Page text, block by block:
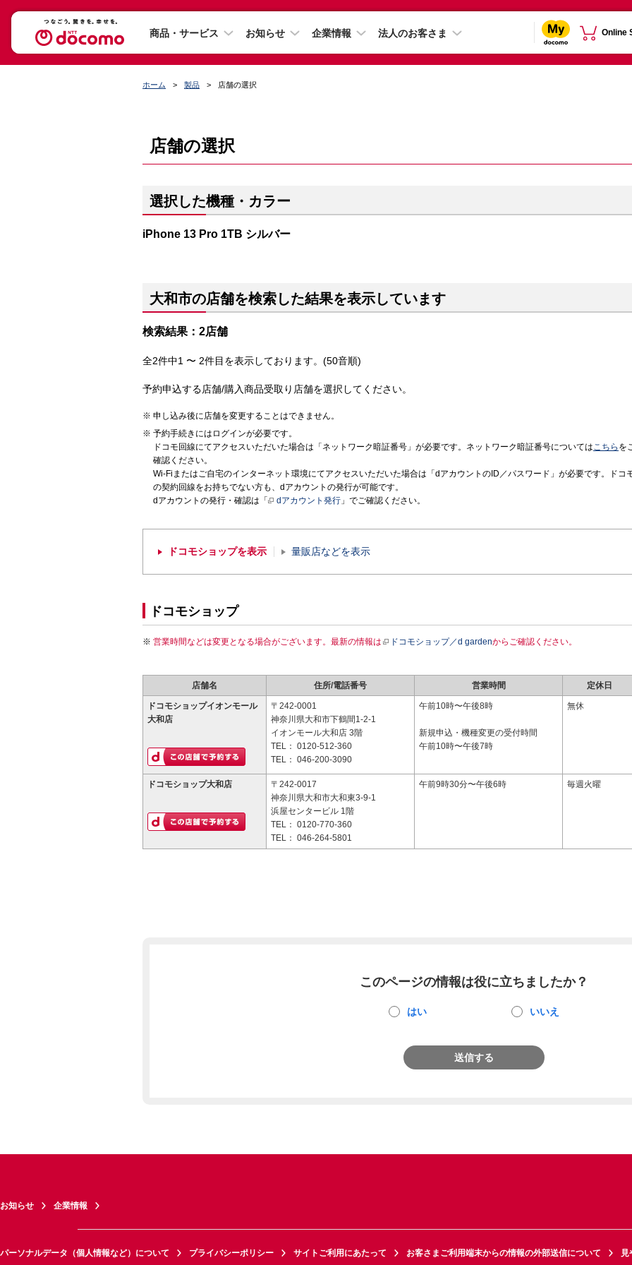
商品・サービス お知らせ 企業情報 法人のお客さま Online
ホーム 製品 店舗の選択
店舗の選択
選択した機種・カラー
iPhone 13 Pro 1TB シルバー
大和市の店舗を検索した結果を表示しています
検索結果：2店舗
全2件中1 〜 2件目を表示しております。(50音順)
予約申込する店舗/購入商品受取り店舗を選択してください。
申し込み後に店舗を変更することはできません。
予約手続きにはログインが必要です。
ドコモ回線にてアクセスいただいた場合は「ネットワーク暗証番号」が必要です。ネットワーク暗証番号についてはこちら を
確認ください。
Wi-Fiまたはご自宅のインターネット環境にてアクセスいただいた場合は「dアカウントのID／パスワード」が必要です。ドコ
の契約回線をお持ちでない方も、dアカウントの発行が可能です。
dアカウントの発行・確認は「
dアカウント発行 」でご確認ください。
ドコモショップを表示 量販店などを表示
ドコモショップ
営業時間などは変更となる場合がございます。最新の情報は ドコモショップ／d gardenからご確認ください。
店舗名 住所/電話番号 営業時間 定休日
ドコモショップイオンモール
大和店
〒242-0001
神奈川県大和市下鶴間1-2-1
イオンモール大和店 3階
TEL： 0120-512-360
TEL： 046-200-3090
午前10時〜午後8時
新規申込・機種変更の受付時間
午前10時〜午後7時
無休
ドコモショップ大和店
〒242-0017
神奈川県大和市大和東3-9-1
浜屋センタービル 1階
TEL： 0120-770-360
TEL： 046-264-5801
午前9時30分〜午後6時 毎週火曜
このページの情報は役に立ちましたか？
はい いいえ
送信する
お知らせ 企業情報
パーソナルデータ（個人情報など）について プライバシーポリシー サイトご利用にあたって お客さまご利用端末からの情報の外部送信について 見